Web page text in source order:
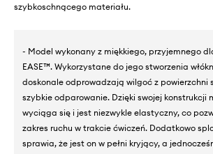
szybkoschnącego materiału.
- Model wykonany z miękkiego, przyjemnego
EASE™. Wykorzystane do jego stworzenia
doskonale odprowadzają wilgoć z powierzchni
szybkie odparowanie. Dzięki swojej konstrukcji
wyciąga się i jest niezwykle elastyczny, co
zakres ruchu w trakcie ćwiczeń. Dodatkowo
sprawia, że jest on w pełni kryjący, a